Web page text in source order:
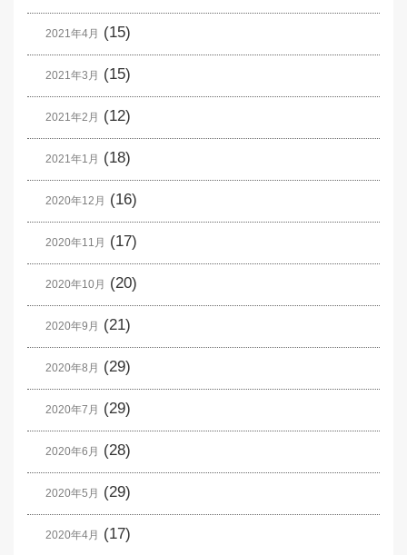
2021年4月 (15)
2021年3月 (15)
2021年2月 (12)
2021年1月 (18)
2020年12月 (16)
2020年11月 (17)
2020年10月 (20)
2020年9月 (21)
2020年8月 (29)
2020年7月 (29)
2020年6月 (28)
2020年5月 (29)
2020年4月 (17)